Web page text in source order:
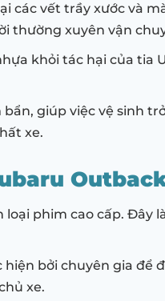
các vết trầy xước và
thường xuyên vận
khỏi tác hại của tia
giúp việc vệ sinh
xe.
phim cao cấp. Đây
hiện bởi chuyên gia để
xe.